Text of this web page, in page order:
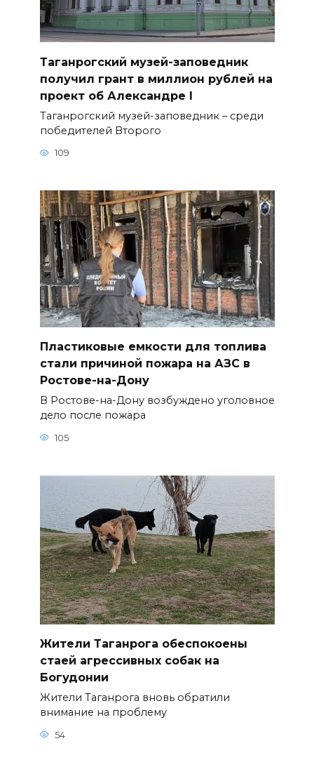
Таганрогский музей-заповедник
получил грант в миллион рублей на
проект об Александре I
Таганрогский музей-заповедник – среди
победителей Второго
109
Пластиковые емкости для топлива
стали причиной пожара на АЗС в
Ростове-на-Дону
В Ростове-на-Дону возбуждено уголовное
дело после пожара
105
Жители Таганрога обеспокоены
стаей агрессивных собак на
Богудонии
Жители Таганрога вновь обратили
внимание на проблему
54